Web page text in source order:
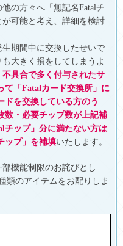
の方々へ「無記名Fatalチ
可能と考え、詳細を検討
期間中に交換したせいで
大きく損をしてしまうよ
不具合で多く付与されたサ
て「Fatalカード交換所」に
ドを交換している方のう
数・必要チップ数が上記補
チップ」分に満たない方は
ップ」を補填いたします。
機能制限のお詫びとし
類のアイテムをお配りしま